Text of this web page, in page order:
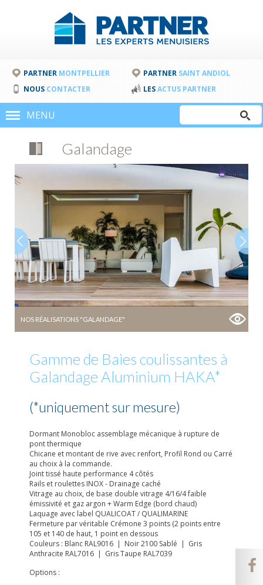
PARTNER MONTPELLIER PARTNER SAINT ANDIOL
NOUS CONTACTER LESACTUS PARTNER
MENU
recherche
Rechercher
Galandage
NOS RÉALISATIONS "GALANDAGE"
Gamme de Baies coulissantes à
Galandage Aluminium HAKA*
(*uniquement sur mesure)
Dormant Monobloc assemblage mécanique à rupture de
pont thermique
Chicane et montant de rive avec renfort, Profil Rond ou Carré
au choix à la commande.
Joint tissé haute performance 4 côtés
Rails et roulettes INOX - Drainage caché
Vitrage au choix, de base double vitrage 4/16/4 faible
émissivité et gaz argon + Warm Edge (bord chaud)
Laquage avec label QUALICOAT / QUALIMARINE
Fermeture par véritable Crémone 3 points (2 points entre
105 et 140 de haut, 1 point en dessous
Couleurs : Blanc RAL9016 | Noir 2100 Sablé | Gris
Anthracite RAL7016 | Gris Taupe RAL7039
Options :